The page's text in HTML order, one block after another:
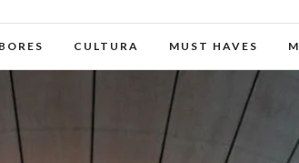
CULTURA MUST HAVES